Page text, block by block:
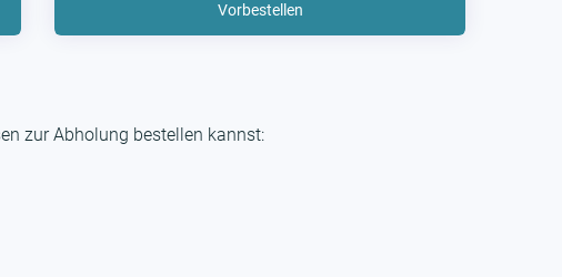
Vorbestellen
zur Abholung bestellen kannst: